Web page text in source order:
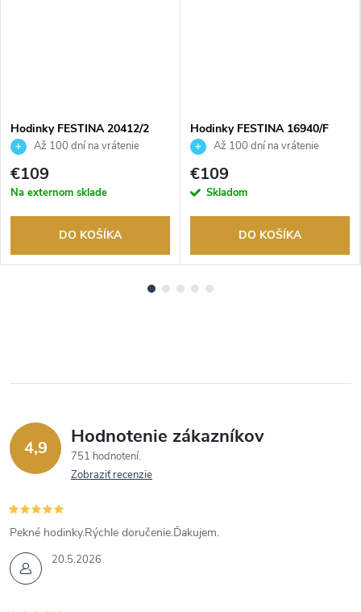
Hodinky FESTINA 20412/2
Až 100 dní na vrátenie
tovaru. Autorizovaný predajca.
€109
Na externom sklade
DO KOŠÍKA
Hodinky FESTINA 16940/F
Až 100 dní na vrátenie
tovaru. Autorizovaný predajca.
€109
Skladom
DO KOŠÍKA
4,9 Hodnotenie zákazníkov
751 hodnotení
Zobraziť recenzie
20.5.2026
Pekné hodinky.Rýchle doručenie.Ďakujem.